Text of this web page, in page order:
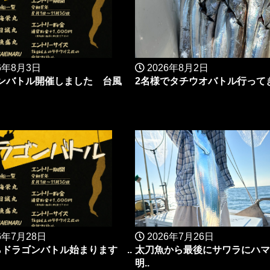
8月3日
バトル開催しました 台風
2026年8月2日
2名様でタチウオバトル行って
7月28日
ドラゴンバトル始まります ..
2026年7月26日
太刀魚から最後にサワラに
明..